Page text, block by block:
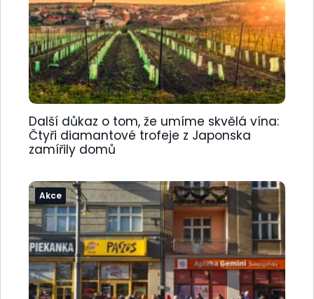
Další důkaz o tom, že umíme skvělá vína:
Čtyři diamantové trofeje z Japonska
zamířily domů
Akce